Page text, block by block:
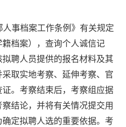
事档案工作条例》有关规定
档案），查询个人诚信记
聘人员提供的报名材料及其
取实地考察、延伸考察、官
。考察结束后，考察组应据
结论，并将有关情况提交用
定拟聘人选的重要依据。考